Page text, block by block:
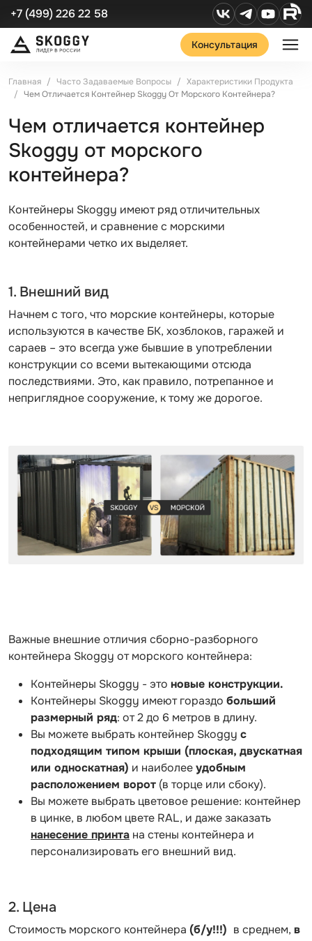
+7 (499) 226 22 58
Консультация
Главная Часто Задаваемые Вопросы
Характеристики Продукта
Чем Отличается Контейнер Skoggy От Морского Контейнера?
Чем отличается контейнер
Skoggy от морского
контейнера?
Контейнеры Skoggy имеют ряд отличительных
особенностей, и сравнение с морскими
контейнерами четко их выделяет.
1. Внешний вид
Начнем с того, что морские контейнеры, которые
используются в качестве БК, хозблоков, гаражей и
сараев – это всегда уже бывшие в употреблении
конструкции со всеми вытекающими отсюда
последствиями. Это, как правило, потрепанное и
неприглядное сооружение, к тому же дорогое.
Важные внешние отличия сборно-разборного
контейнера Skoggy от морского контейнера:
Контейнеры Skoggy - это новые конструкции.
Контейнеры Skoggy имеют гораздо больший
размерный ряд: от 2 до 6 метров в длину.
Вы можете выбрать контейнер Skoggy с
подходящим типом крыши (плоская, двускатная
или односкатная) и наиболееудобным
расположением ворот (в торце или сбоку).
Вы можете выбрать цветовое решение: контейнер
в цинке, в любом цвете RAL, и даже заказать
нанесение принта на стены контейнера и
персонализировать его внешний вид.
2. Цена
Стоимость морского контейнера (б/у!!!) в среднем, в